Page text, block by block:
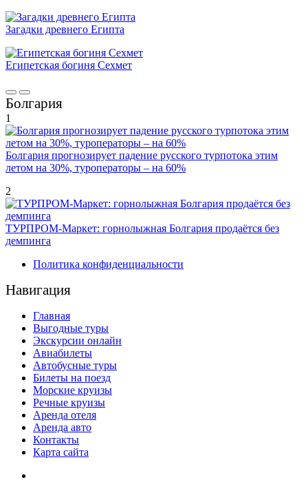
Загадки древнего Египта
Египетская богиня Сехмет
Болгария
1
Болгария прогнозирует падение русского турпотока этим
летом на 30%, туроператоры – на 60%
2
ТУРПРОМ-Маркет: горнолыжная Болгария продаётся без
демпинга
Политика конфиденциальности
Навигация
Главная
Выгодные туры
Экскурсии онлайн
Авиабилеты
Автобусные туры
Билеты на поезд
Морские круизы
Речные круизы
Аренда отеля
Аренда авто
Контакты
Карта сайта